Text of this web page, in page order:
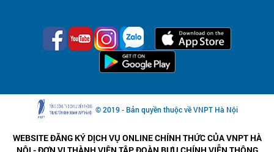
© 2019 - Bản quyền thuộc về VNPT Hà Nội
WEBSITE ĐĂNG KÝ DỊCH VỤ ONLINE CHÍNH THỨC CỦA VNPT HÀ